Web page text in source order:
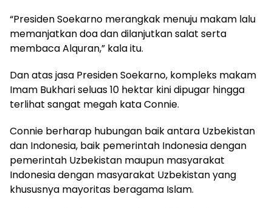
“Presiden Soekarno merangkak menuju makam lalu
memanjatkan doa dan dilanjutkan salat serta
membaca Alquran,” kala itu.
Dan atas jasa Presiden Soekarno, kompleks makam
Imam Bukhari seluas 10 hektar kini dipugar hingga
terlihat sangat megah kata Connie.
Connie berharap hubungan baik antara Uzbekistan
dan Indonesia, baik pemerintah Indonesia dengan
pemerintah Uzbekistan maupun masyarakat
Indonesia dengan masyarakat Uzbekistan yang
khususnya mayoritas beragama Islam.